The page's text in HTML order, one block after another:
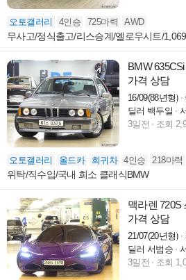
오토갤러리 4인승 725마력 AWD
무사고/정식출고/리스승계/옐로우시트/
BMW 635CSi
가격 상담
16/09(88년형)
딜러 백두일
3일전
조회
오토갤러리 올드카 희귀차 4인승 218마력
위탁/직수입/국내 희소 클래식BMW
맥라렌 720S
가격 상담
21/07(20년형)
딜러 서범승
3일전
조회